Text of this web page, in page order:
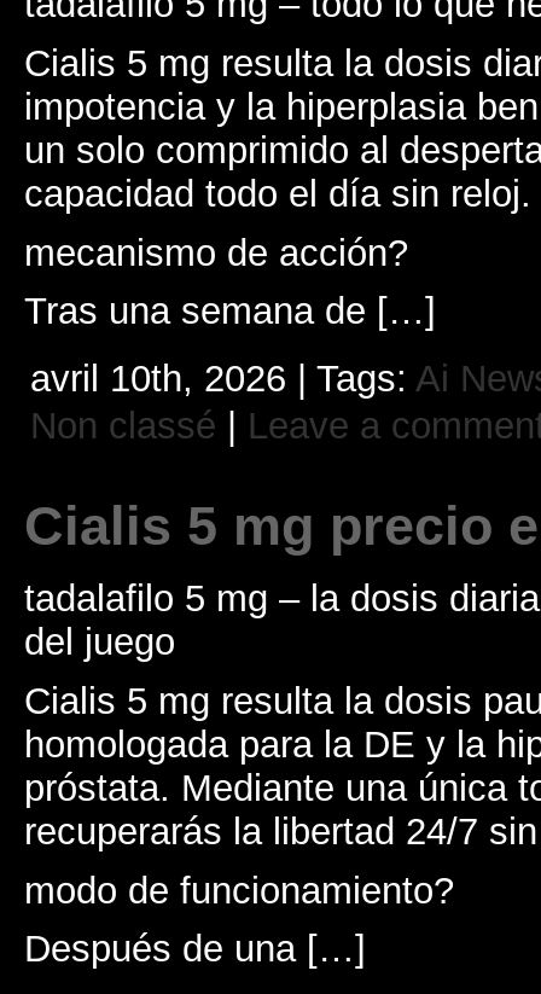
Cialis 5 mg resulta la dosis
impotencia y la hiperplasia
un solo comprimido al
capacidad todo el día sin reloj.
mecanismo de acción?
Tras una semana de […]
avril 10th, 2026 | Tags: Ai
Non classé
Leave a
Cialis 5 mg precio
tadalafilo 5 mg – la dosis
del juego
Cialis 5 mg resulta la dosis
homologada para la DE y la
próstata. Mediante una única
recuperarás la libertad 24/7
modo de funcionamiento?
Después de una […]